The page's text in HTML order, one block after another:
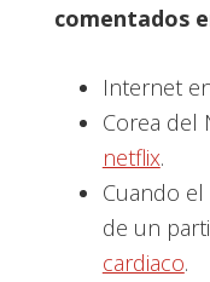
comentados
Internet
Corea del
netflix.
Cuando
de un
cardiaco.